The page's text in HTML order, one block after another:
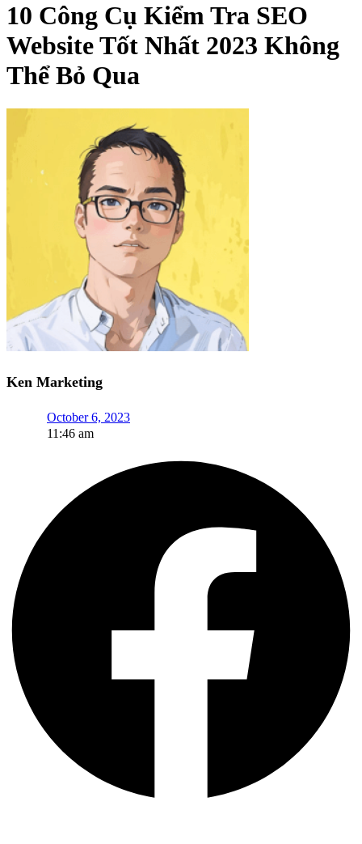
10 Công Cụ Kiểm Tra SEO
Website Tốt Nhất 2023 Không
Thể Bỏ Qua
Ken Marketing
October 6, 2023
11:46 am